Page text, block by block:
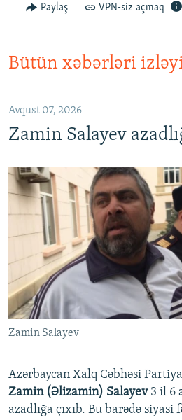
Paylaş VPN-siz açmaq
Bütün xəbərləri
Avqust 07, 2026
Zamin Salayev
Zamin Salayev
Azərbaycan Xalq Cəbhəsi
Zamin (Əlizamin) Salayev 3 il 6
azadlığa çıxıb. Bu barədə siyasi